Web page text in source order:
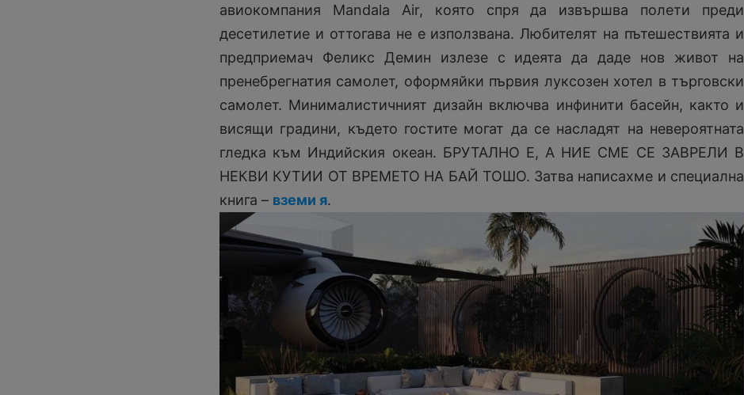
авиокомпания Mandala Air, която спря да извършва полети преди
десетилетие и оттогава не е използвана. Любителят на пътешествията и
предприемач Феликс Демин излезе с идеята да даде нов живот на
пренебрегнатия самолет, оформяйки първия луксозен хотел в търговски
самолет. Минималистичният дизайн включва инфинити басейн, както и
висящи градини, където гостите могат да се насладят на невероятната
гледка към Индийския океан. БРУТАЛНО Е, А НИЕ СМЕ СЕ ЗАВРЕЛИ В
НЕКВИ КУТИИ ОТ ВРЕМЕТО НА БАЙ ТОШО. Затва написахме и специална
книга – вземи я.